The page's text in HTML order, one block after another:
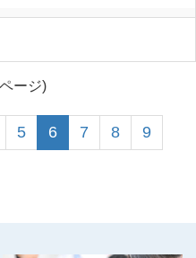
ージ)
5 6 7 8
9